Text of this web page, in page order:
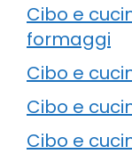
Cibo e
formaggi
Cibo e
Cibo e
Cibo e